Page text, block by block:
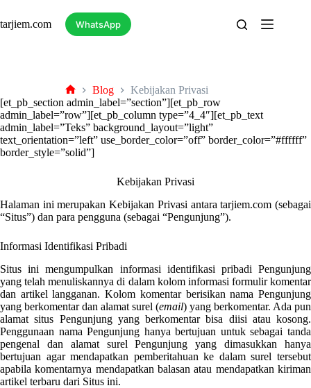
content
tarjiem.com WhatsApp
tarjiem
Blog
Kebijakan Privasi
[et_pb_section admin_label=”section”][et_pb_row
admin_label=”row”][et_pb_column type=”4_4″][et_pb_text
admin_label=”Teks” background_layout=”light”
text_orientation=”left” use_border_color=”off” border_color=”#ffffff”
border_style=”solid”]
Kebijakan Privasi
Halaman ini merupakan Kebijakan Privasi antara tarjiem.com (sebagai
“Situs”) dan para pengguna (sebagai “Pengunjung”).
Informasi Identifikasi Pribadi
Situs ini mengumpulkan informasi identifikasi pribadi Pengunjung
yang telah menuliskannya di dalam kolom informasi formulir komentar
dan artikel langganan. Kolom komentar berisikan nama Pengunjung
yang berkomentar dan alamat surel (email) yang berkomentar. Ada pun
alamat situs Pengunjung yang berkomentar bisa diisi atau kosong.
Penggunaan nama Pengunjung hanya bertujuan untuk sebagai tanda
pengenal dan alamat surel Pengunjung yang dimasukkan hanya
bertujuan agar mendapatkan pemberitahuan ke dalam surel tersebut
apabila komentarnya mendapatkan balasan atau mendapatkan kiriman
artikel terbaru dari Situs ini.